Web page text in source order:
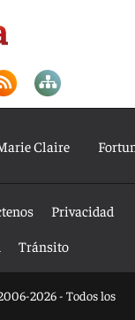
Claire
Privacidad
Tránsito
2026 - Todos los